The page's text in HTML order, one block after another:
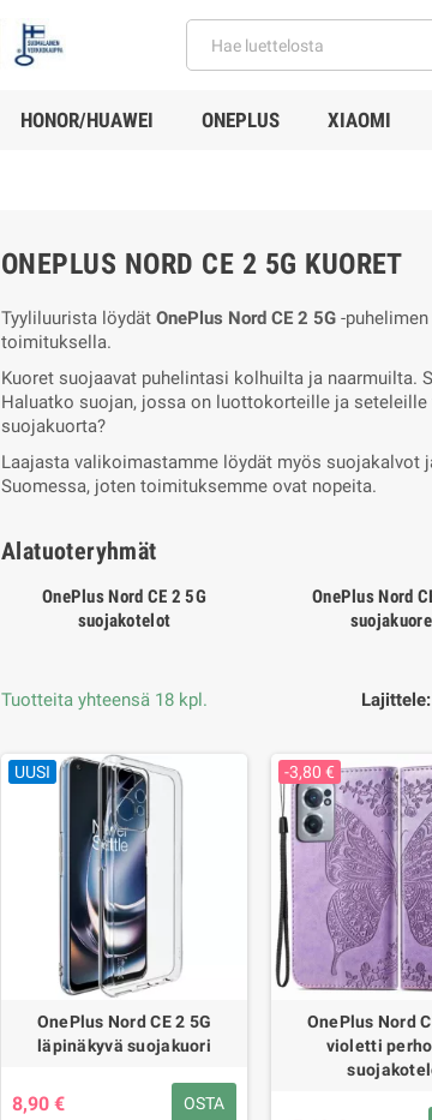
HONOR/HUAWEI ONEPLUS XIAOMI
ONEPLUS NORD CE 2 5G KUORET
Tyyliluurista löydät OnePlus Nord CE 2 5G -
toimituksella.
Kuoret suojaavat puhelintasi kolhuilta ja naarmuilta.
Haluatko suojan, jossa on luottokorteille ja
suojakuorta?
Laajasta valikoimastamme löydät myös suojakalvot
Suomessa, joten toimituksemme ovat nopeita.
Alatuoteryhmät
OnePlus Nord CE 2 5G
suojakotelot
OnePlus Nord
Lajittele:
Tuotteita yhteensä 18 kpl.
UUSI
OnePlus Nord CE 2 5G
läpinäkyvä suojakuori
8,90 € OSTA
-3,80 €
OnePlus Nord
violetti